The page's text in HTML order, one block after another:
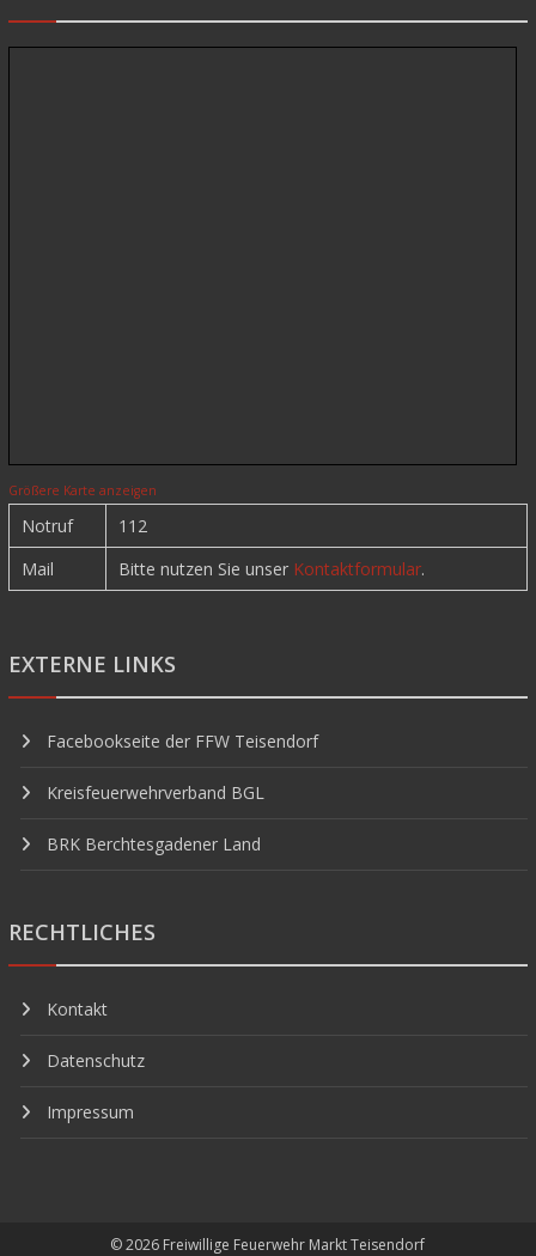
Größere Karte anzeigen
Notruf
112
Mail
Bitte nutzen Sie unser Kontaktformular.
EXTERNE LINKS
Facebookseite der FFW Teisendorf
Kreisfeuerwehrverband BGL
BRK Berchtesgadener Land
RECHTLICHES
Kontakt
Datenschutz
Impressum
© 2026 Freiwillige Feuerwehr Markt Teisendorf